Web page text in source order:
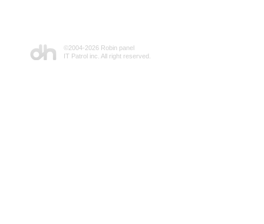
©2004-2026 Robin panel
IT Patrol inc. All right reserved.